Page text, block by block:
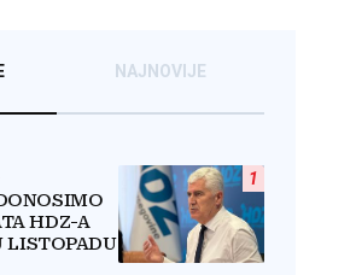
NAJNOVIJE
1
HDZ-A
LISTOPADU